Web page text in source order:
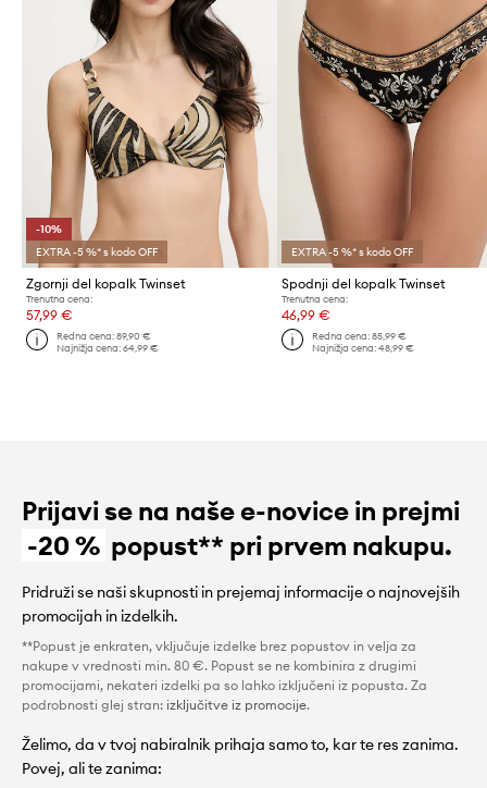
-10%
EXTRA -5 %* s kodo OFF
Zgornji del kopalk Twinset
Trenutna cena:
57,99 €
Redna cena:89,90 €
Najnižja cena:64,99 €
EXTRA -5 %* s kodo OFF
Spodnji del kopalk Twinset
Trenutna cena:
46,99 €
Redna cena: 85,99 €
Najnižja cena: 48,99 €
Prijavi se na naše e-novice in prejmi
-20 % popust** pri prvem nakupu.
Pridruži se naši skupnosti in prejemaj informacije o najnovejših
promocijah in izdelkih.
**Popust je enkraten, vključuje izdelke brez popustov in velja za
nakupe v vrednosti min. 80 €. Popust se ne kombinira z drugimi
promocijami, nekateri izdelki pa so lahko izključeni iz popusta. Za
podrobnosti glej stran: izključitve iz promocije.
Želimo, da v tvoj nabiralnik prihaja samo to, kar te res zanima.
Povej, ali te zanima: